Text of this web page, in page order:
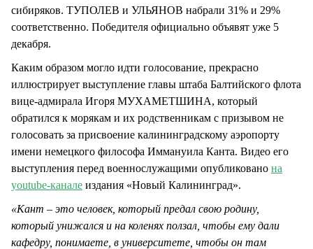
сибиряков. ТУПОЛЕВ и УЛЬЯНОВ набрали 31% и 29%
соответственно. Победителя официально объявят уже 5
декабря.
Каким образом могло идти голосование, прекрасно
иллюстрирует выступление главы штаба Балтийского флота
вице-адмирала Игоря МУХАМЕТШИНА, который
обратился к морякам и их родственникам с призывом не
голосовать за присвоение калининградскому аэропорту
имени немецкого философа Иммануила Канта. Видео его
выступления перед военнослужащими опубликовано на
youtube-канале издания «Новый Калининград».
«Кант – это человек, который предал свою родину,
который унижался и на коленях ползал, чтобы ему дали
кафедру, понимаете, в университете, чтобы он там